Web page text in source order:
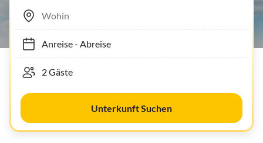
Anreise- Abreise
Unterkunft Suchen